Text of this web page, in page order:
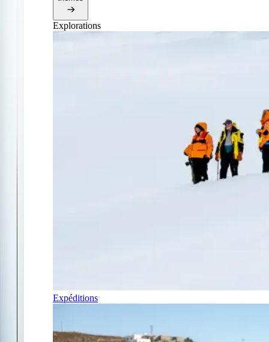
Explorations
Expéditions